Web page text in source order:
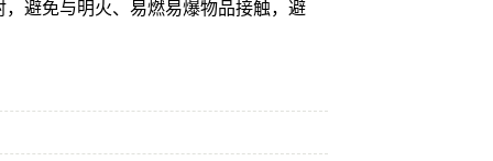
避免与明火、易燃易爆物品接触，避